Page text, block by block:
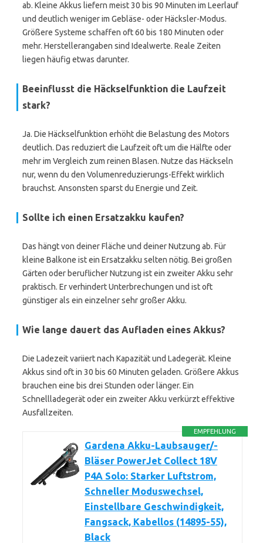
ab. Kleine Akkus liefern meist 30 bis 90 Minuten im Leerlauf
und deutlich weniger im Gebläse- oder Häcksler-Modus.
Größere Systeme schaffen oft 60 bis 180 Minuten oder
mehr. Herstellerangaben sind Idealwerte. Reale Zeiten
liegen häufig etwas darunter.
Beeinflusst die Häckselfunktion die Laufzeit
stark?
Ja. Die Häckselfunktion erhöht die Belastung des Motors
deutlich. Das reduziert die Laufzeit oft um die Hälfte oder
mehr im Vergleich zum reinen Blasen. Nutze das Häckseln
nur, wenn du den Volumenreduzierungs-Effekt wirklich
brauchst. Ansonsten sparst du Energie und Zeit.
Sollte ich einen Ersatzakku kaufen?
Das hängt von deiner Fläche und deiner Nutzung ab. Für
kleine Balkone ist ein Ersatzakku selten nötig. Bei großen
Gärten oder beruflicher Nutzung ist ein zweiter Akku sehr
praktisch. Er verhindert Unterbrechungen und ist oft
günstiger als ein einzelner sehr großer Akku.
Wie lange dauert das Aufladen eines Akkus?
Die Ladezeit variiert nach Kapazität und Ladegerät. Kleine
Akkus sind oft in 30 bis 60 Minuten geladen. Größere Akkus
brauchen eine bis drei Stunden oder länger. Ein
Schnellladegerät oder ein zweiter Akku verkürzt effektive
Ausfallzeiten.
EMPFEHLUNG
Gardena Akku-Laubsauger/-
Bläser PowerJet Collect 18V
P4A Solo: Starker Luftstrom,
Schneller Moduswechsel,
Einstellbare Geschwindigkeit,
Fangsack, Kabellos (14895-55),
Black